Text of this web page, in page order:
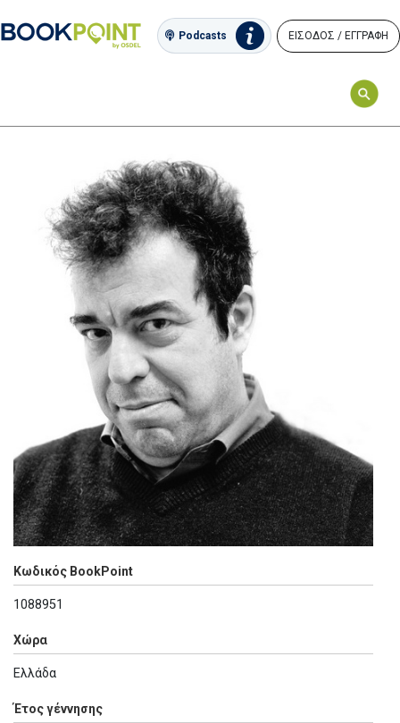
Podcasts ΕΙΣΟΔΟΣ / ΕΓΓΡΑΦΗ
Κωδικός BookPoint
1088951
Χώρα
Ελλάδα
Έτος γέννησης